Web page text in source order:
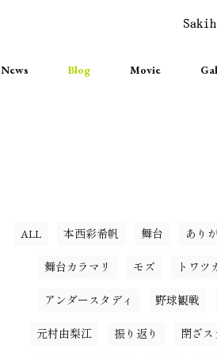
News Blog Movie
ALL 本西彩希帆 舞台 あり
舞台カラマリ モズ トワツ
アンダースタディ 野球観戦
元村由梨江 振り返り 閉ざス